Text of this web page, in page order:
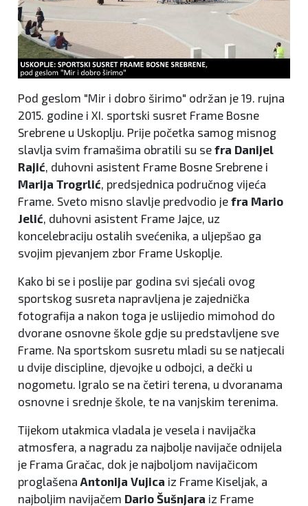
Pod geslom "Mir i dobro širimo" održan je 19. rujna
2015. godine i XI. sportski susret Frame Bosne
Srebrene u Uskoplju. Prije početka samog misnog
slavlja svim framašima obratili su se fra Danijel
Rajić, duhovni asistent Frame Bosne Srebrene i
Marija Trogrlić, predsjednica područnog vijeća
Frame. Sveto misno slavlje predvodio je fra Mario
Jelić, duhovni asistent Frame Jajce, uz
koncelebraciju ostalih svećenika, a uljepšao ga
svojim pjevanjem zbor Frame Uskoplje.
Kako bi se i poslije par godina svi sjećali ovog
sportskog susreta napravljena je zajednička
fotografija a nakon toga je uslijedio mimohod do
dvorane osnovne škole gdje su predstavljene sve
Frame. Na sportskom susretu mladi su se natjecali
u dvije discipline, djevojke u odbojci, a dečki u
nogometu. Igralo se na četiri terena, u dvoranama
osnovne i srednje škole, te na vanjskim terenima.
Tijekom utakmica vladala je vesela i navijačka
atmosfera, a nagradu za najbolje navijače odnijela
je Frama Gračac, dok je najboljom navijačicom
proglašena Antonija Vujica iz Frame Kiseljak, a
najboljim navijačem Dario Šušnjara iz Frame